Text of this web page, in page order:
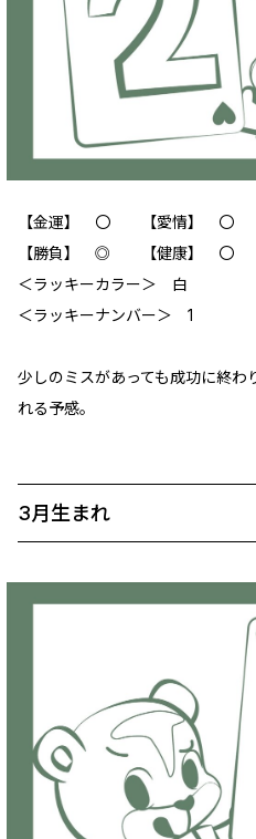
【金運】 〇 【愛情】 〇
【勝負】 ◎ 【健康】 〇
＜ラッキーカラー＞ 白
＜ラッキーナンバー＞ 1
少しのミスがあっても成功に終わ
れる予感。
3月生まれ